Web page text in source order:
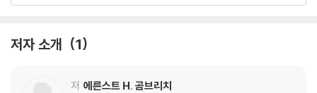
변화하는 생각과 요구에 대한 것이다.”
- 기원전 4세기부터 기원후 1세기까지: 그리스와 그리스의 세계
저자 소개 1
저 에른스트 H. 곰브리치